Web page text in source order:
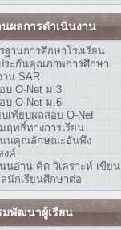
นผลการดำเนินงาน
ฐานการศึกษาโรงเรียน
ระกันคุณภาพการศึกษา
าน SAR
บ O-Net ม.3
บ O-Net ม.6
บเทียบผลสอบ O-Net
ฤทธิ์ทางการเรียน
นคุณลักษณะอันพึง
งค์
นอ่าน คิด วิเคราะห์ เขียน
นักเรียนศึกษาต่อ
มพัฒนาผู้เรียน